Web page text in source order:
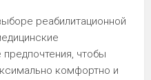
реабилитационной
чтобы
комфортно и